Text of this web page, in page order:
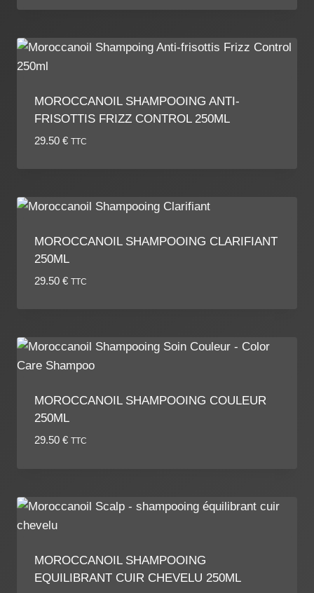
MOROCCANOIL SHAMPOOING ANTI-
FRISOTTIS FRIZZ CONTROL 250ML
29.50 € TTC
MOROCCANOIL SHAMPOOING CLARIFIANT
250ML
29.50 € TTC
MOROCCANOIL SHAMPOOING COULEUR
250ML
29.50 € TTC
MOROCCANOIL SHAMPOOING
EQUILIBRANT CUIR CHEVELU 250ML